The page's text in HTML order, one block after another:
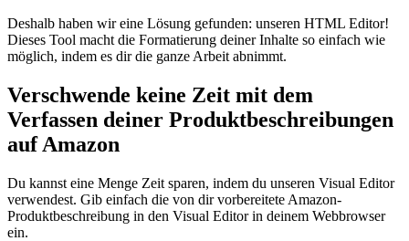
Deshalb haben wir eine Lösung gefunden: unseren HTML Editor!
Dieses Tool macht die Formatierung deiner Inhalte so einfach wie
möglich, indem es dir die ganze Arbeit abnimmt.
Verschwende keine Zeit mit dem
Verfassen deiner Produktbeschreibungen
auf Amazon
Du kannst eine Menge Zeit sparen, indem du unseren Visual Editor
verwendest. Gib einfach die von dir vorbereitete Amazon-
Produktbeschreibung in den Visual Editor in deinem Webbrowser
ein.